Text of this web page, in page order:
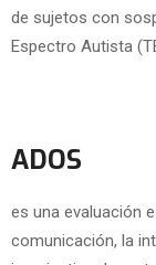
de sujetos con
Espectro Autista
ADOS
es una evaluación
comunicación, la